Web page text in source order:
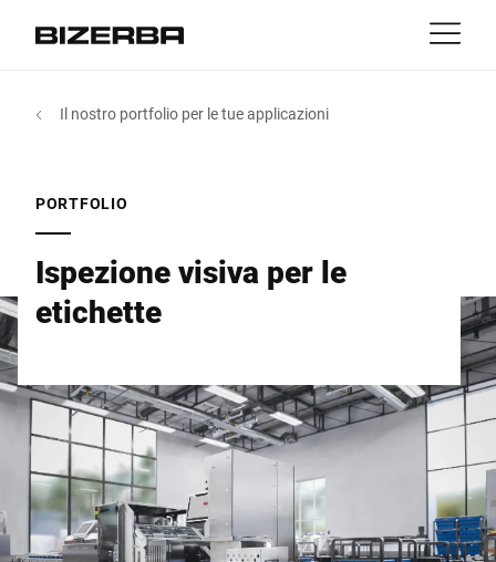
Settori
Experience
Servizi
Azienda
MyBizerba
it
Asia
Africa
Sito web globale
PORTFOLIO
Ispezione visiva per le
etichette
Il nostro portfolio per le tue applicazioni